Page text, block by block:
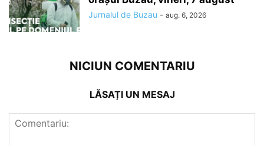
Jurnalul de Buzau - aug. 6, 2026
NICIUN COMENTARIU
LĂSAȚI UN MESAJ